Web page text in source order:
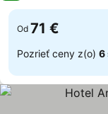
Od 71 €
Pozrieť ceny z(o) 6